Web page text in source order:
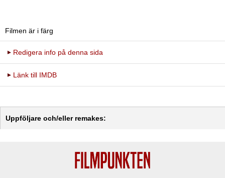
Filmen är i färg
Redigera info på denna sida
Länk till IMDB
Uppföljare och/eller remakes: